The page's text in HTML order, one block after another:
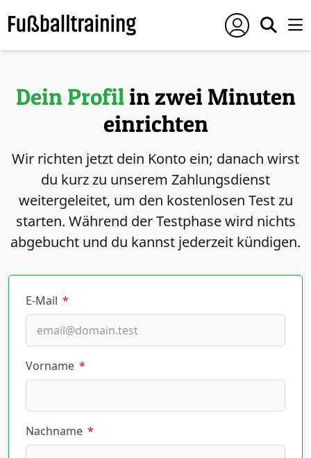
Dein Profilin zwei Minuten
einrichten
Wir richten jetzt dein Konto ein; danach wirst
du kurz zu unserem Zahlungsdienst
weitergeleitet, um den kostenlosen Test zu
starten. Während der Testphase wird nichts
abgebucht und du kannst jederzeit kündigen.
E-Mail *
Vorname *
Nachname *